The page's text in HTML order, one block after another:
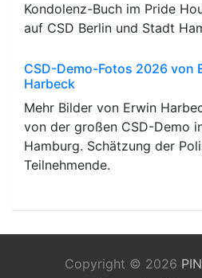
Kondolenz-Buch im Pride
auf CSD Berlin und Stadt
CSD-Demo-Fotos 2026 von
Harbeck
Mehr Bilder von Erwin
von der großen CSD-Demo
Hamburg. Schätzung der
Teilnehmende.
Copyright © 2026